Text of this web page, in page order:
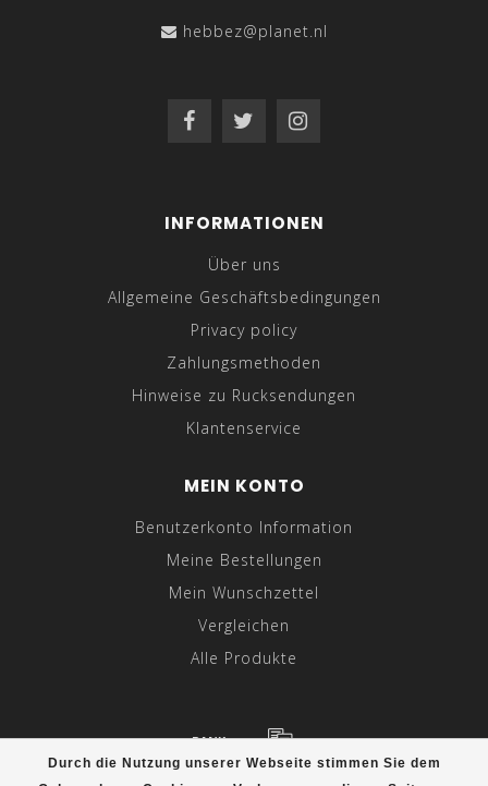
Durch die Nutzung unserer Webseite stimmen Sie dem
hebbez@planet.nl
INFORMATIONEN
Über uns
Allgemeine Geschäftsbedingungen
Privacy policy
Zahlungsmethoden
Hinweise zu Rucksendungen
Klantenservice
MEIN KONTO
Benutzerkonto Information
Meine Bestellungen
Mein Wunschzettel
Vergleichen
Alle Produkte